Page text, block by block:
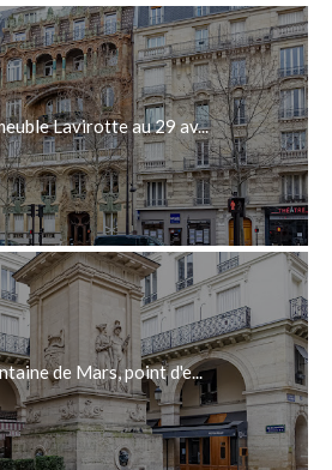
Lavirotte au 29 av...
de Mars, point d'e...